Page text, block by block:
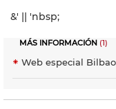
&' || 'nbsp;
MÁS INFORMACIÓN (1)
Web especial